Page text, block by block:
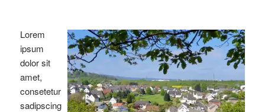
Lorem
ipsum
dolor sit
amet,
consetetur
sadipscing